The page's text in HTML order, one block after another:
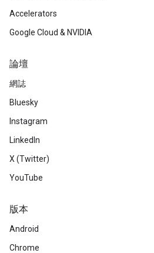
Accelerators
Google Cloud & NVIDIA
論壇
網誌
Bluesky
Instagram
LinkedIn
X (Twitter)
YouTube
版本
Android
Chrome